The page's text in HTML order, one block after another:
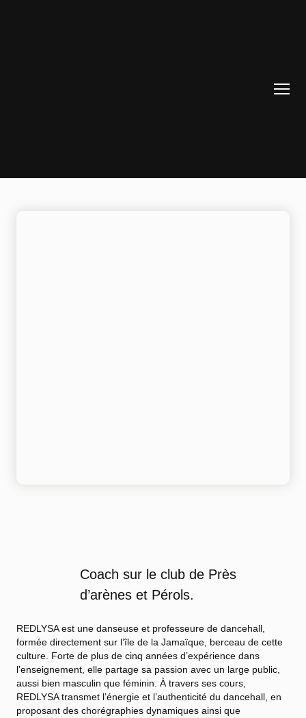
Coach sur le club de Près
d’arènes et Pérols.
REDLYSA est une danseuse et professeure de dancehall,
formée directement sur l’île de la Jamaïque, berceau de cette
culture. Forte de plus de cinq années d’expérience dans
l’enseignement, elle partage sa passion avec un large public,
aussi bien masculin que féminin. À travers ses cours,
REDLYSA transmet l’énergie et l’authenticité du dancehall, en
proposant des chorégraphies dynamiques ainsi que